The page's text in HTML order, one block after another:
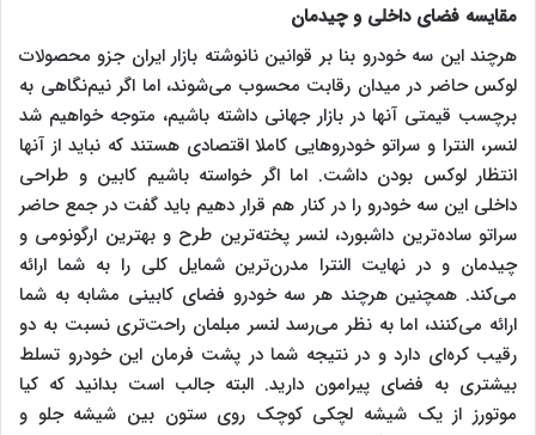
مقایسه فضای داخلی و چیدمان
هرچند این سه خودرو بنا بر قوانین نانوشته بازار ایران جزو محصولات
لوکس حاضر در میدان رقابت محسوب می‌شوند، اما اگر نیم‌نگاهی به
برچسب قیمتی آنها در بازار جهانی داشته باشیم، متوجه خواهیم شد
لنسر، النترا و سراتو خودروهایی کاملا اقتصادی هستند که نباید از آنها
انتظار لوکس بودن داشت. اما اگر خواسته باشیم کابین و طراحی
داخلی این سه خودرو را در کنار هم قرار دهیم باید گفت در جمع حاضر
سراتو ساده‌ترین داشبورد، لنسر پخته‌ترین طرح و بهترین ارگونومی و
چیدمان و در نهایت النترا مدرن‌ترین شمایل کلی را به شما ارائه
می‌کند. همچنین هرچند هر سه خودرو فضای کابینی مشابه به شما
ارائه می‌کنند، اما به نظر می‌رسد لنسر مبلمان راحت‌تری نسبت به دو
رقیب کره‌ای دارد و در نتیجه شما در پشت فرمان این خودرو تسلط
بیشتری به فضای پیرامون دارید. البته جالب است بدانید که کیا
موتورز از یک شیشه لچکی کوچک روی ستون بین شیشه جلو و